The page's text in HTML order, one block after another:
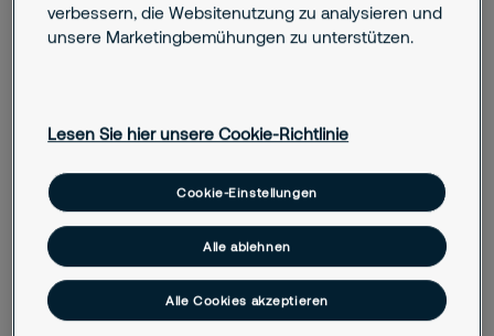
Arbeiten bei Securitas in
Berlin
verbessern, die Websitenutzung zu analysieren und
unsere Marketingbemühungen zu unterstützen.
Lesen Sie hier unsere Cookie-Richtlinie
Cookie-Einstellungen
Alle ablehnen
Alle Cookies akzeptieren